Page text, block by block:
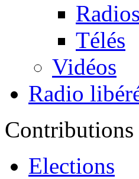
Radios
Télés
Vidéos
Radio
Contributions
Elections